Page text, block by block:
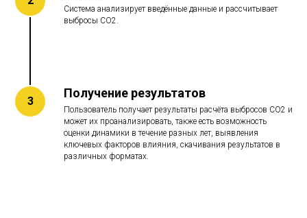
Система анализирует введённые данные и рассчитывает
выбросы CO2.
Получение результатов
Пользователь получает результаты расчёта выбросов CO2 и
может их проанализировать, также есть возможность
оценки динамики в течение разных лет, выявления
ключевых факторов влияния, скачивания результатов в
различных форматах.